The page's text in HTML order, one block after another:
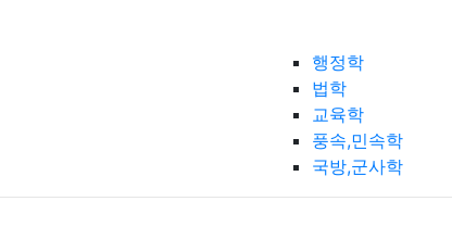
행정학
법학
교육학
풍속,민속학
국방,군사학